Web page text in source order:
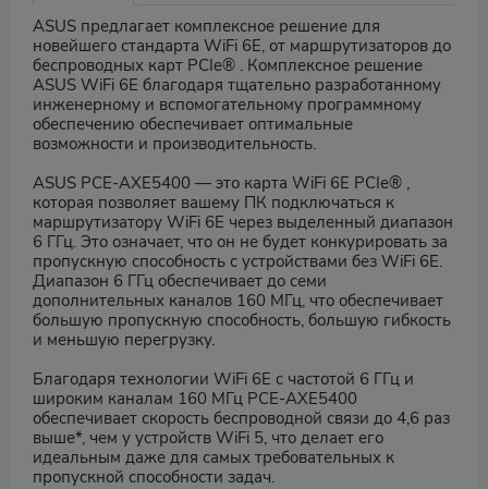
ASUS предлагает комплексное решение для
новейшего стандарта WiFi 6E, от маршрутизаторов до
беспроводных карт PCIe® . Комплексное решение
ASUS WiFi 6E благодаря тщательно разработанному
инженерному и вспомогательному программному
обеспечению обеспечивает оптимальные
возможности и производительность.
ASUS PCE-AXE5400 — это карта WiFi 6E PCIe® ,
которая позволяет вашему ПК подключаться к
маршрутизатору WiFi 6E через выделенный диапазон
6 ГГц. Это означает, что он не будет конкурировать за
пропускную способность с устройствами без WiFi 6E.
Диапазон 6 ГГц обеспечивает до семи
дополнительных каналов 160 МГц, что обеспечивает
большую пропускную способность, большую гибкость
и меньшую перегрузку.
Благодаря технологии WiFi 6E с частотой 6 ГГц и
широким каналам 160 МГц PCE-AXE5400
обеспечивает скорость беспроводной связи до 4,6 раз
выше*, чем у устройств WiFi 5, что делает его
идеальным даже для самых требовательных к
пропускной способности задач.